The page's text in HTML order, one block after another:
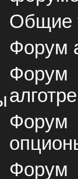
Общие
Форум
Форум
Форум
Форум